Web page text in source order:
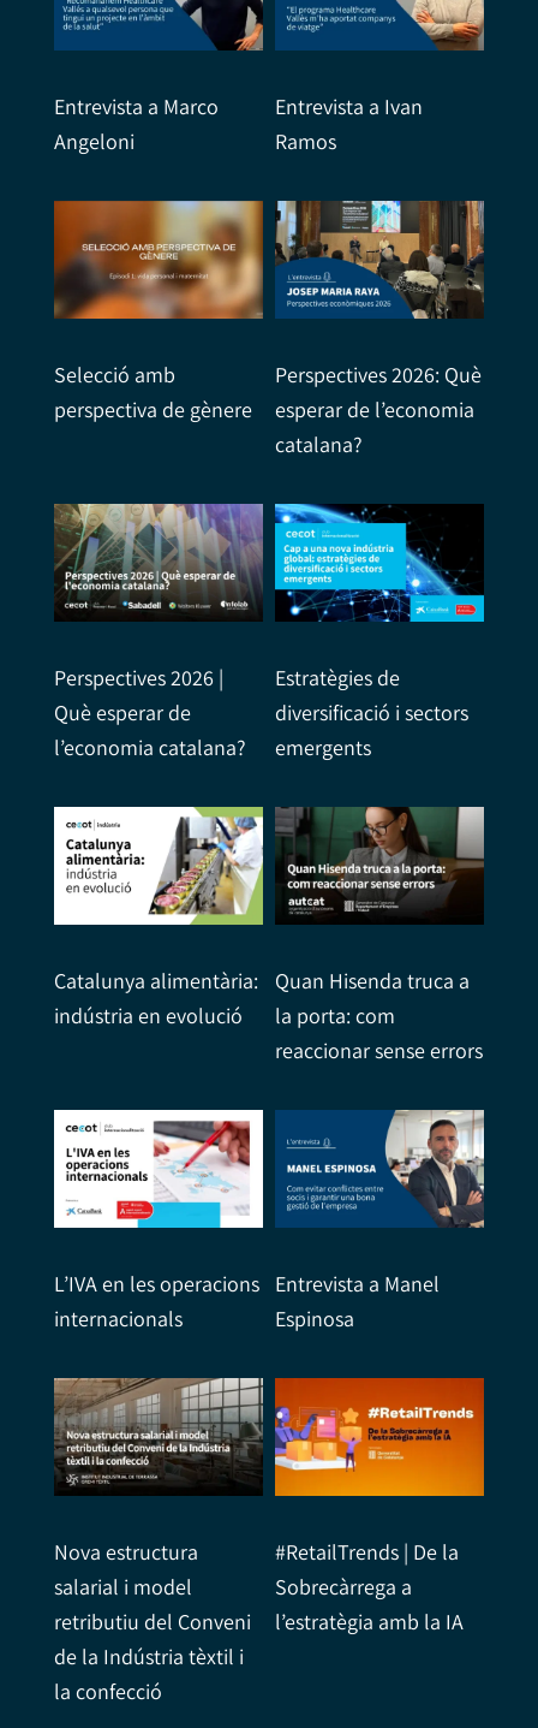
Entrevista a Marco
Angeloni
Entrevista a Ivan
Ramos
Selecció amb
perspectiva de gènere
Perspectives 2026: Què
esperar de l’economia
catalana?
Perspectives 2026 |
Què esperar de
l’economia catalana?
Estratègies de
diversificació i sectors
emergents
Catalunya alimentària:
indústria en evolució
Quan Hisenda truca a
la porta: com
reaccionar sense errors
L’IVA en les operacions
internacionals
Entrevista a Manel
Espinosa
Nova estructura
salarial i model
retributiu del Conveni
de la Indústria tèxtil i
la confecció
#RetailTrends | De la
Sobrecàrrega a
l’estratègia amb la IA